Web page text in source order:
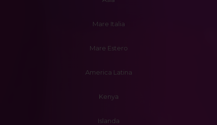
Mare Italia
Mare Estero
America Latina
Kenya
Islanda